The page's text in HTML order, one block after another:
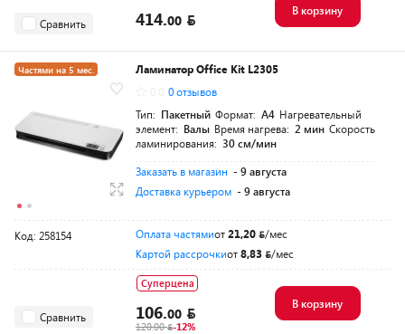
Сравнить 414.00
В корзину
Частями на 5 мес.
Ламинатор Office Kit L2305
0 отзывов
Тип: Пакетный Формат: A4 Нагревательный
элемент: Валы Время нагрева: 2 мин Скорость
ламинирования: 30 см/мин
Заказать в магазин - 9 августа
Доставка курьером - 9 августа
Код: 258154 Оплата частямиот21,20
/мес
Картой рассрочкиот8,83 /мес
Сравнить
Суперцена
106.00
120.00 -12%
В корзину